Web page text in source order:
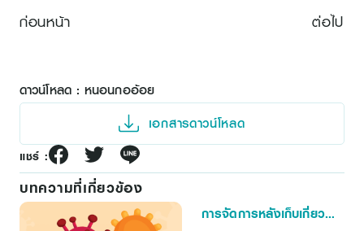
ก่อนหน้า ต่อไป
ดาวน์โหลด : หนอนกออ้อย
เอกสารดาวน์โหลด
แชร์ :
บทความที่เกี่ยวข้อง
การจัดการหลังเก็บเกี่ยว